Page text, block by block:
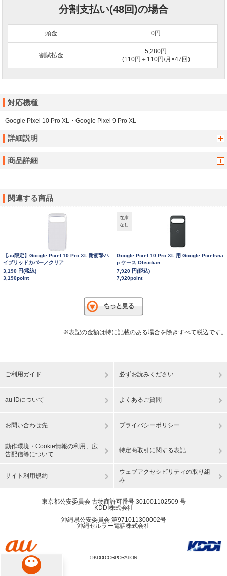
分割支払い(48回)の場合
頭金 0円
割賦払金
5,280円
(110円＋110円/月×47回)
対応機種
Google Pixel 10 Pro XL・Google Pixel 9 Pro XL
詳細説明
商品詳細
関連する商品
【au限定】Google Pixel 10 Pro XL 耐衝撃ハ
イブリッドカバー／クリア
3,190 円(税込)
3,190point
在庫
なし
Google Pixel 10 Pro XL 用 Google Pixelsna
p ケース Obsidian
7,920 円(税込)
7,920point
※表記の金額は特に記載のある場合を除きすべて税込です。
ご利用ガイド 必ずお読みください
au IDについて よくあるご質問
お問い合わせ先 プライバシーポリシー
動作環境・Cookie情報の利用、広
告配信等について
特定商取引に関する表記
サイト利用規約
ウェブアクセシビリティの取り組
み
東京都公安委員会 古物商許可番号 301001102509 号
KDDI株式会社
沖縄県公安委員会 第971011300002号
沖縄セルラー電話株式会社
© KDDI CORPORATION.